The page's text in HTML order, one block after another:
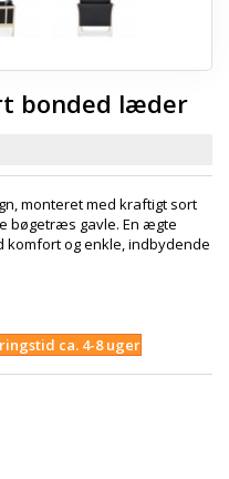
bonded læder
monteret med kraftigt sort
bøgetræs gavle. En ægte
komfort og enkle, indbydende
ca. 4-8 uger